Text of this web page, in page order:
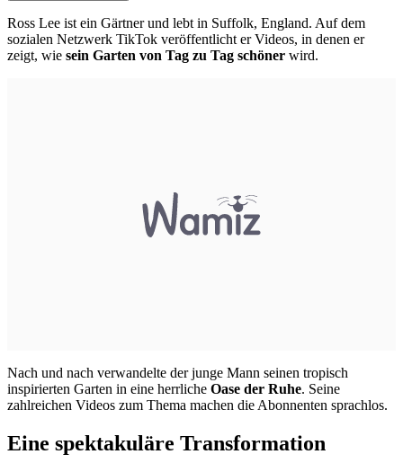
Ross Lee ist ein Gärtner und lebt in Suffolk, England. Auf dem
sozialen Netzwerk TikTok veröffentlicht er Videos, in denen er
zeigt, wie sein Garten von Tag zu Tag schöner wird.
Nach und nach verwandelte der junge Mann seinen tropisch
inspirierten Garten in eine herrliche Oase der Ruhe. Seine
zahlreichen Videos zum Thema machen die Abonnenten sprachlos.
Eine spektakuläre Transformation